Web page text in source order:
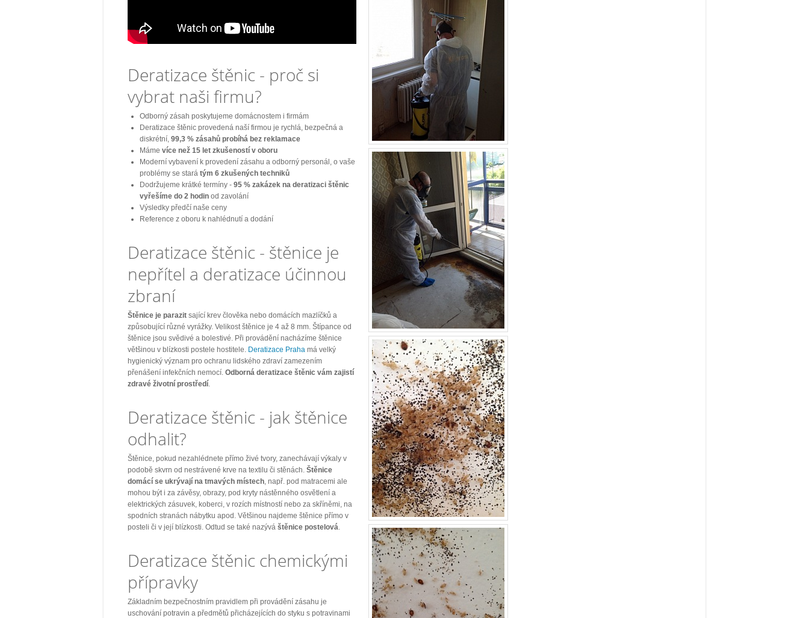
Deratizace štěnic - proč si
vybrat naši firmu?
Odborný zásah poskytujeme domácnostem i firmám
Deratizace štěnic provedená naší firmou je rychlá, bezpečná a
diskrétní, 99,3 % zásahů probíhá bez reklamace
Máme více než 15 let zkušeností v oboru
Moderní vybavení k provedení zásahu a odborný personál, o vaše
problémy se stará tým 6 zkušených techniků
Dodržujeme krátké termíny - 95 % zakázek na deratizaci štěnic
vyřešíme do 2 hodin od zavolání
Výsledky předčí naše ceny
Reference z oboru k nahlédnutí a dodání
Deratizace štěnic - štěnice je
nepřítel a deratizace účinnou
zbraní
Štěnice je parazit sající krev člověka nebo domácích mazlíčků a
způsobující různé vyrážky. Velikost štěnice je 4 až 8 mm. Štípance od
štěnice jsou svědivé a bolestivé. Při provádění nacházíme štěnice
většinou v blízkosti postele hostitele. Deratizace Praha má velký
hygienický význam pro ochranu lidského zdraví zamezením
přenášení infekčních nemocí. Odborná deratizace štěnic vám zajistí
zdravé životní prostředí
Deratizace štěnic - jak štěnice
odhalit?
Štěnice, pokud nezahlédnete přímo živé tvory, zanechávají výkaly v
podobě skvrn od nestrávené krve na textilu či stěnách. Štěnice
domácí se ukrývají na tmavých místech , např. pod matracemi ale
mohou být i za závěsy, obrazy, pod kryty nástěnného osvětlení a
elektrických zásuvek, koberci, v rozích místností nebo za skříněmi, na
spodních stranách nábytku apod. Většinou najdeme štěnice přímo v
posteli či v její blízkosti. Odtud se také nazývá štěnice postelová
Deratizace štěnic chemickými
přípravky
Základním bezpečnostním pravidlem při provádění zásahu je
uschování potravin a předmětů přicházejících do styku s potravinami